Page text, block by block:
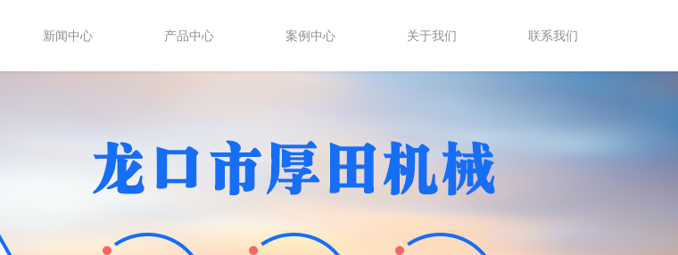
新闻中心 产品中心 案例中心 关于我们 联系我们